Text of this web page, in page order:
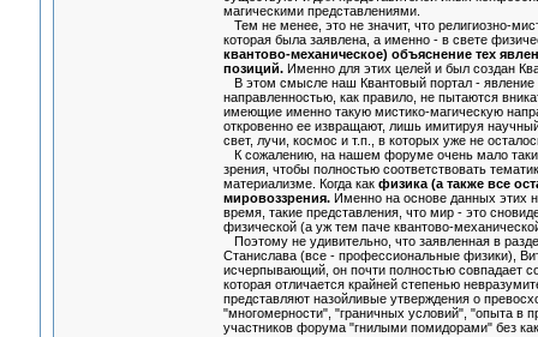
магическими представлениями.
Тем не менее, это не значит, что религиозно-
которая была заявлена, а именно - в свете
квантово-механическое) объяснение тех
позиций.Именно для этих целей и был создан
В этом смысле наш Квантовый портал - явление
направленностью, как правило, не пытаются
имеющие именно такую мистико-магическую
откровенно ее извращают, лишь имитируя
свет, лучи, космос и т.п., в которых уже не
К сожалению, на нашем форуме очень мало
зрения, чтобы полностью соответствовать
материализме. Когда как физика (а также все
мировоззрения.Именно на основе данных этих
время, такие представления, что мир - это
физической (а уж тем паче квантово-
Поэтому не удивительно, что заявленная в
Станислава (все - профессиональные физики),
исчерпывающий, он почти полностью совпадает
которая отличается крайней степенью
представляют назойливые утверждения о
"многомерности", "граничных условий", "опыта в
участников форума "гнилыми помидорами" без